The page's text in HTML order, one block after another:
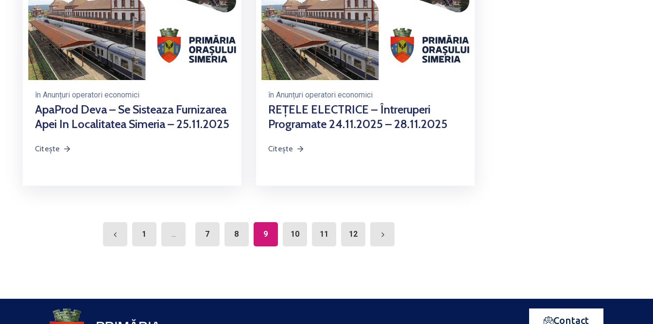
în Anunțuri operatori economici
ApaProd Deva – Se Sisteaza Furnizarea
Apei In Localitatea Simeria – 25.11.2025
Citește
în Anunțuri operatori economici
REȚELE ELECTRICE – Întreruperi
Programate 24.11.2025 – 28.11.2025
Citește
1 ... 7 8 9 10 11 12
Contact